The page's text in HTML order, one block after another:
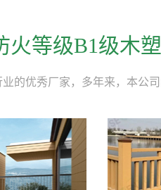
火等级B1级木
的优秀厂家，多年来，本公